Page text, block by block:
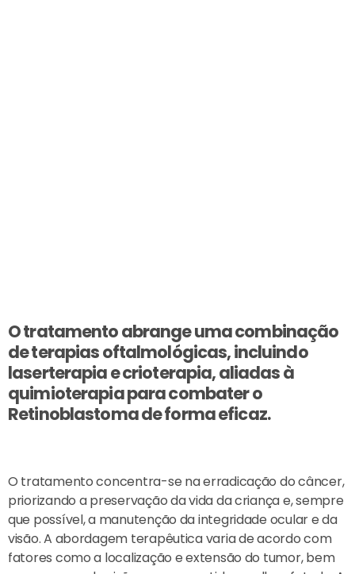
O tratamento abrange uma combinação
de terapias oftalmológicas, incluindo
laserterapia e crioterapia, aliadas à
quimioterapia para combater o
Retinoblastoma de forma eficaz.
O tratamento concentra-se na erradicação do câncer,
priorizando a preservação da vida da criança e, sempre
que possível, a manutenção da integridade ocular e da
visão. A abordagem terapêutica varia de acordo com
fatores como a localização e extensão do tumor, bem